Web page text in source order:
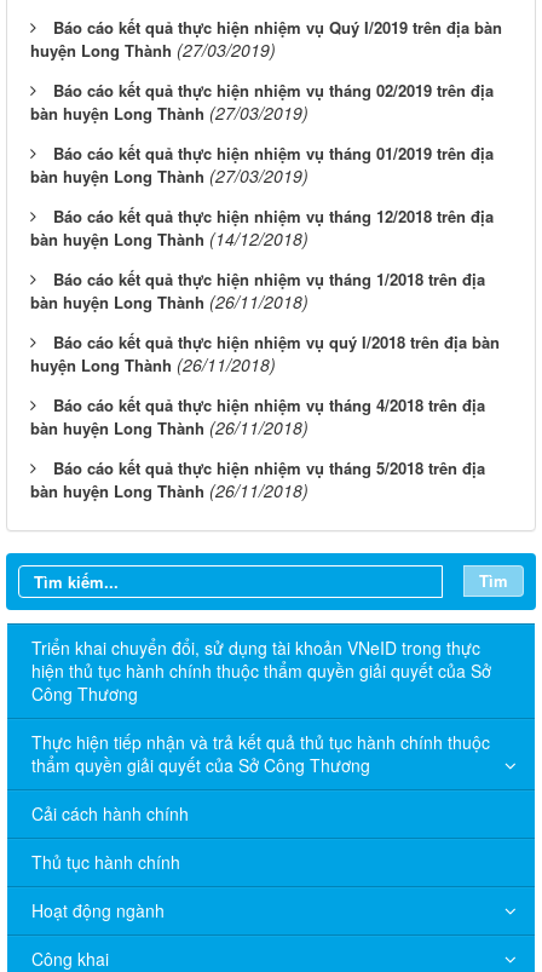
Báo cáo kết quả thực hiện nhiệm vụ Quý I/2019 trên địa bàn
huyện Long Thành (27/03/2019)
Báo cáo kết quả thực hiện nhiệm vụ tháng 02/2019 trên địa
bàn huyện Long Thành (27/03/2019)
Báo cáo kết quả thực hiện nhiệm vụ tháng 01/2019 trên địa
bàn huyện Long Thành (27/03/2019)
Báo cáo kết quả thực hiện nhiệm vụ tháng 12/2018 trên địa
bàn huyện Long Thành (14/12/2018)
Báo cáo kết quả thực hiện nhiệm vụ tháng 1/2018 trên địa
bàn huyện Long Thành (26/11/2018)
Báo cáo kết quả thực hiện nhiệm vụ quý I/2018 trên địa bàn
huyện Long Thành (26/11/2018)
Báo cáo kết quả thực hiện nhiệm vụ tháng 4/2018 trên địa
bàn huyện Long Thành (26/11/2018)
Báo cáo kết quả thực hiện nhiệm vụ tháng 5/2018 trên địa
bàn huyện Long Thành (26/11/2018)
Tìm
Triển khai chuyển đổi, sử dụng tài khoản VNeID trong thực
hiện thủ tục hành chính thuộc thẩm quyền giải quyết của Sở
Công Thương
Thực hiện tiếp nhận và trả kết quả thủ tục hành chính thuộc
thẩm quyền giải quyết của Sở Công Thương
Cải cách hành chính
Thủ tục hành chính
Hoạt động ngành
Công khai